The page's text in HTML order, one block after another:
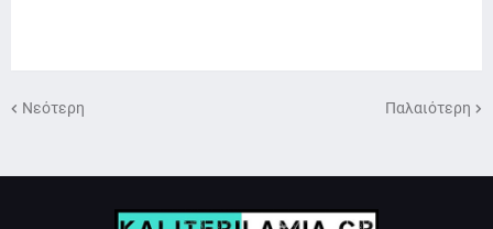
Νεότερη Παλαιότερη